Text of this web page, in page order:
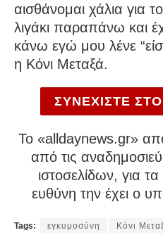
αισθάνομαι χάλια για
λιγάκι παραπάνω και
κάνω εγώ μου λένε
η Κόνι Μεταξά.
ΣΥΝΕΧΙΣΤΕ ΣΤΟ
To «alldaynews.gr»
από τις
ιστοσελίδων, για
ευθύνη την έχει ο
Tags: εγκυμοσύνη Κόνι